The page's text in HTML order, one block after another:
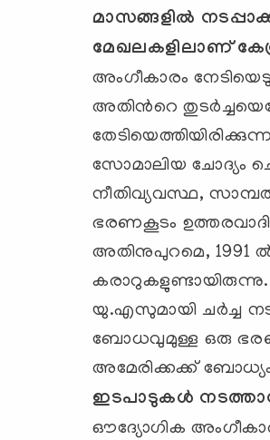
മാസങ്ങളില്‍
മേഖലകളിലാണ്
അംഗീകാരം
അതിന്‍റെ
സോമാലിയ ചോദ്യം
നീതിവ്യവസ്ഥ,
ഭരണകൂടം
അതിനുപുറമെ, 1991 ല്‍
യു.എസുമായി ചര്‍ച്ച
ബോധവുമുള്ള ഒരു
അമേരിക്കക്ക്
ഇടപാടുകള്‍
ഔദ്യോഗിക